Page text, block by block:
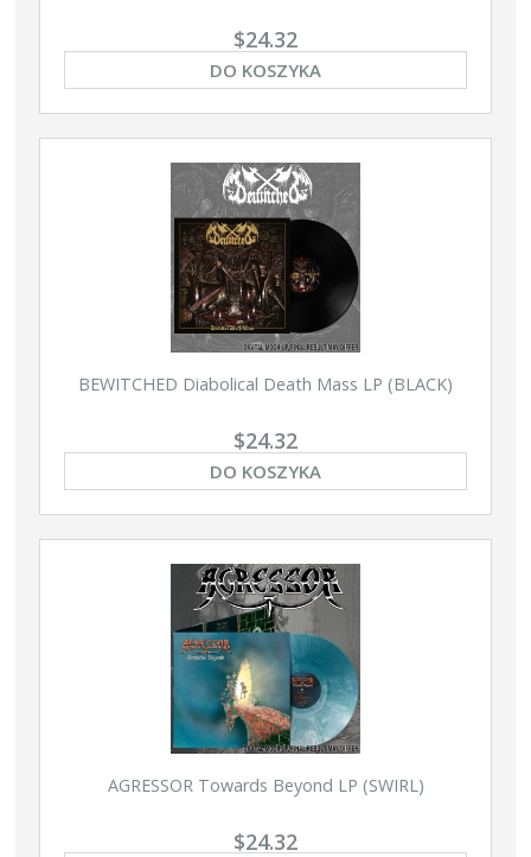
$24.32
DO KOSZYKA
BEWITCHED Diabolical Death Mass LP (BLACK)
$24.32
DO KOSZYKA
AGRESSOR Towards Beyond LP (SWIRL)
$24.32